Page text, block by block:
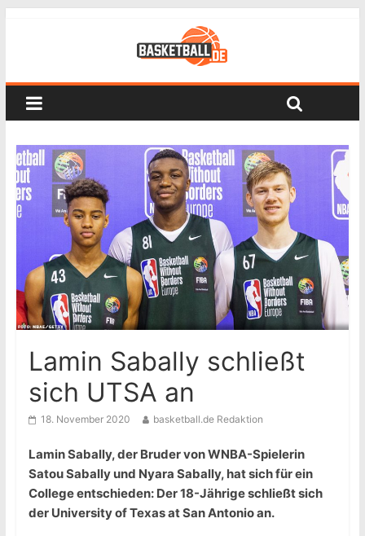
Lamin Sabally schließt
sich UTSA an
18. November 2020 basketball.de Redaktion
Lamin Sabally, der Bruder von WNBA-Spielerin
Satou Sabally und Nyara Sabally, hat sich für ein
College entschieden: Der 18-Jährige schließt sich
der University of Texas at San Antonio an.